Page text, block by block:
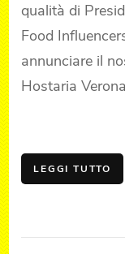
qualità di
Food
annunciare il
Hostaria
LEGGI TUTTO